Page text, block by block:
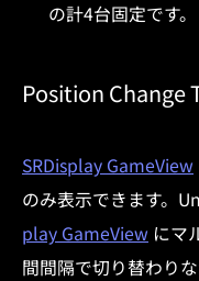
の計4台固定です。
Position Change
SRDisplay GameView
のみ表示できます。
play GameView にマ
間間隔で切り替わり